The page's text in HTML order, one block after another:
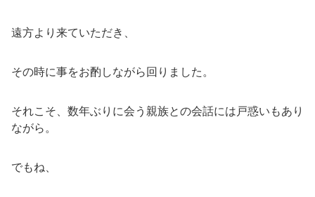
遠方より来ていただき、
その時に事をお酌しながら回りました。
それこそ、数年ぶりに会う親族との会話には戸惑いもあり
ながら。
でもね、